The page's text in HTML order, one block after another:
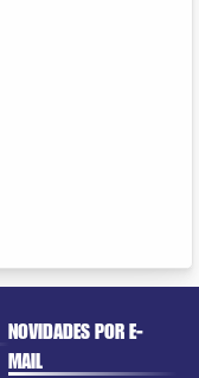
NOVIDADES POR E-
MAIL